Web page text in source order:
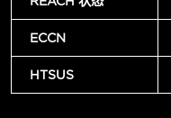
ECCN
HTSUS